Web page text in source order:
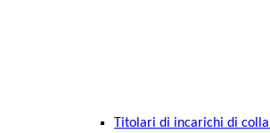
Titolari di incarichi di